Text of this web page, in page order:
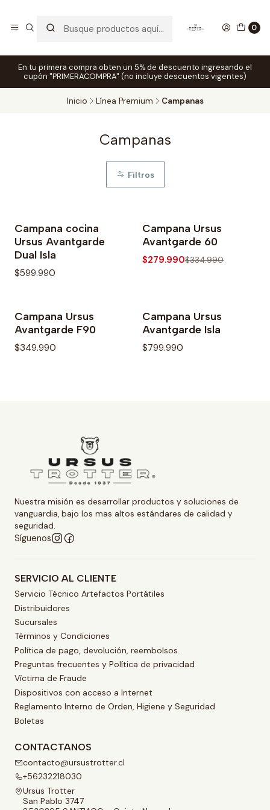
0
En tu primera compra obten un 5% de descuento ingresando el
cupón "PRIMERACOMPRA" (no incluye descuentos vigentes)
Inicio Línea Premium Campanas
Campanas
Filtros
Campana cocina
Ursus Avantgarde
Dual Isla
$599.990
-16% OFF
Campana Ursus
Avantgarde 60
$279.990$334.990
Campana Ursus
Avantgarde F90
$349.990
Campana Ursus
Avantgarde Isla
$799.990
Nuestra misión es desarrollar productos y soluciones de
vanguardia, bajo los mas altos estándares de calidad y
seguridad.
Síguenos
SERVICIO AL CLIENTE
Servicio Técnico Artefactos Portátiles
Distribuidores
Sucursales
Términos y Condiciones
Política de pago, devolución, reembolsos.
Preguntas frecuentes y Política de privacidad
Víctima de Fraude
Dispositivos con acceso a Internet
Reglamento Interno de Orden, Higiene y Seguridad
Boletas
CONTACTANOS
contacto@ursustrotter.cl
+56232218030
Ursus Trotter
San Pablo 3747